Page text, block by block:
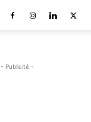
- Publicité -